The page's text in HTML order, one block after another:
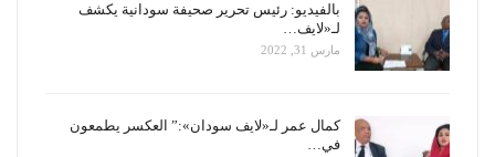
بالفيديو: رئيس تحرير صحيفة سودانية يكشف
لـ«لايف…
مارس 31, 2022
كمال عمر لـ«لايف سودان»:” العكسر يطمعون
في…